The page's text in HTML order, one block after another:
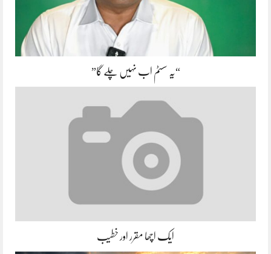
“یہ سسٹم اب نہیں چلے گا”
ایک اچھا مقرر اور خطیب